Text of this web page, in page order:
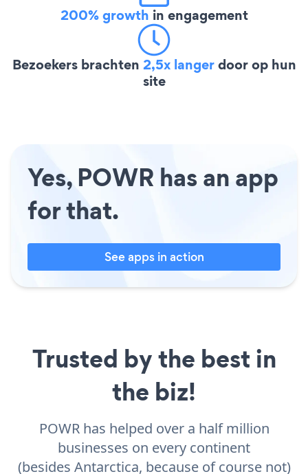
200% growth in engagement
Bezoekers brachten 2,5x langerdoor op hun
site
Yes, POWR has an app
for that.
See apps in action
Trusted by the best in
the biz!
POWR has helped over a half million
businesses on every continent
(besides Antarctica, because of course not)